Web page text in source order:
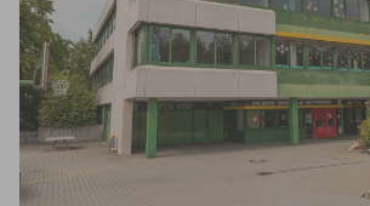
jeden Fall haben wir zusammen
der Schule und gestalten als tolle
unseren Schulalltag. Wir schaffen
abwechslungsreichen Alltag und
ein tolles Miteinander in der
auf jeden Fall sehr viel Spaß in der